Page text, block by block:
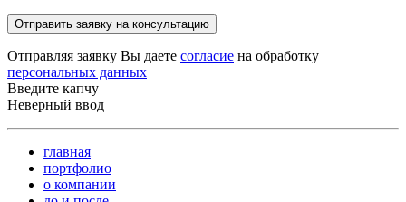
Отправить заявку на консультацию
Отправляя заявку Вы даете согласие на обработку
персональных данных
Введите капчу
Неверный ввод
главная
портфолио
о компании